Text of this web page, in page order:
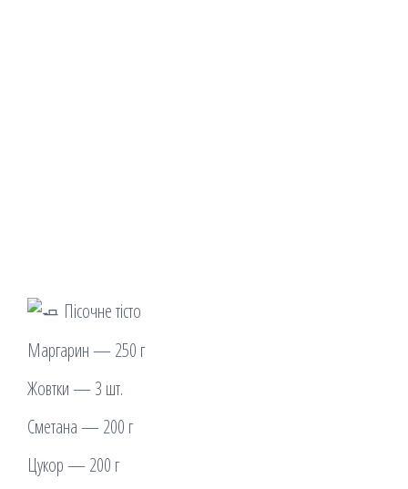
Пісочне тісто
Маргарин — 250 г
Жовтки — 3 шт.
Сметана — 200 г
Цукор — 200 г